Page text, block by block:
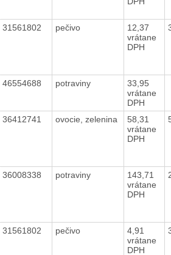
31561802 pečivo
12,37
vrátane
DPH
46554688 potraviny
33,95
vrátane
DPH
36412741 ovocie, zelenina
58,31
vrátane
DPH
36008338 potraviny
143,71
vrátane
DPH
31561802 pečivo
4,91
vrátane
DPH